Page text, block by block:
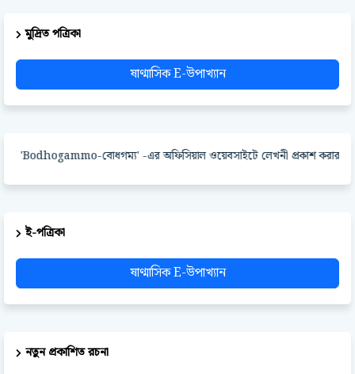
মুদ্রিত পত্রিকা
ষাণ্মাসিক E-উপাখ্যান
বোধগম্য' -এর অফিসিয়াল ওয়েবসাইটে লেখনী প্রকাশ করার পদ্ধতি
ই-পত্রিকা
ষাণ্মাসিক E-উপাখ্যান
নতুন প্রকাশিত রচনা